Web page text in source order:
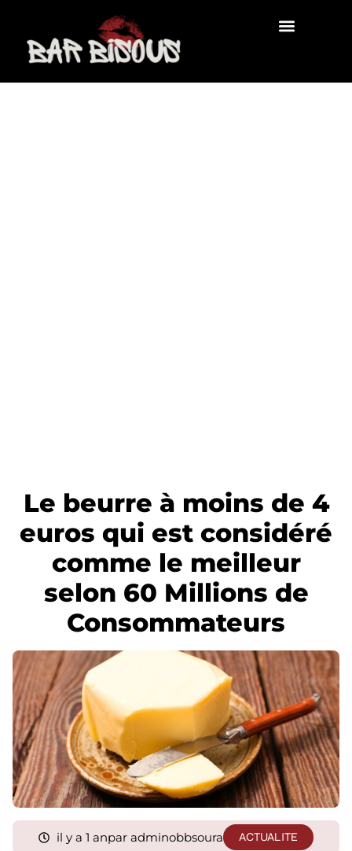
Le beurre à moins de 4
euros qui est considéré
comme le meilleur
selon 60 Millions de
Consommateurs
il y a 1 anpar adminobbsoura ACTUALITE